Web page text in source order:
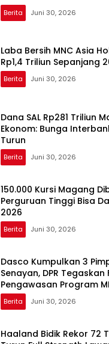
Berita Juni 30, 2026
Laba Bersih MNC Asia
Rp1,4 Triliun Sepanjang
Berita Juni 30, 2026
Dana SAL Rp281 Triliun
Ekonom: Bunga
Turun
Berita Juni 30, 2026
150.000 Kursi Magang
Perguruan Tinggi Bisa
2026
Berita Juni 30, 2026
Dasco Kumpulkan 3
Senayan, DPR Tegaskan
Pengawasan Program
Berita Juni 30, 2026
Haaland Bidik Rekor 72